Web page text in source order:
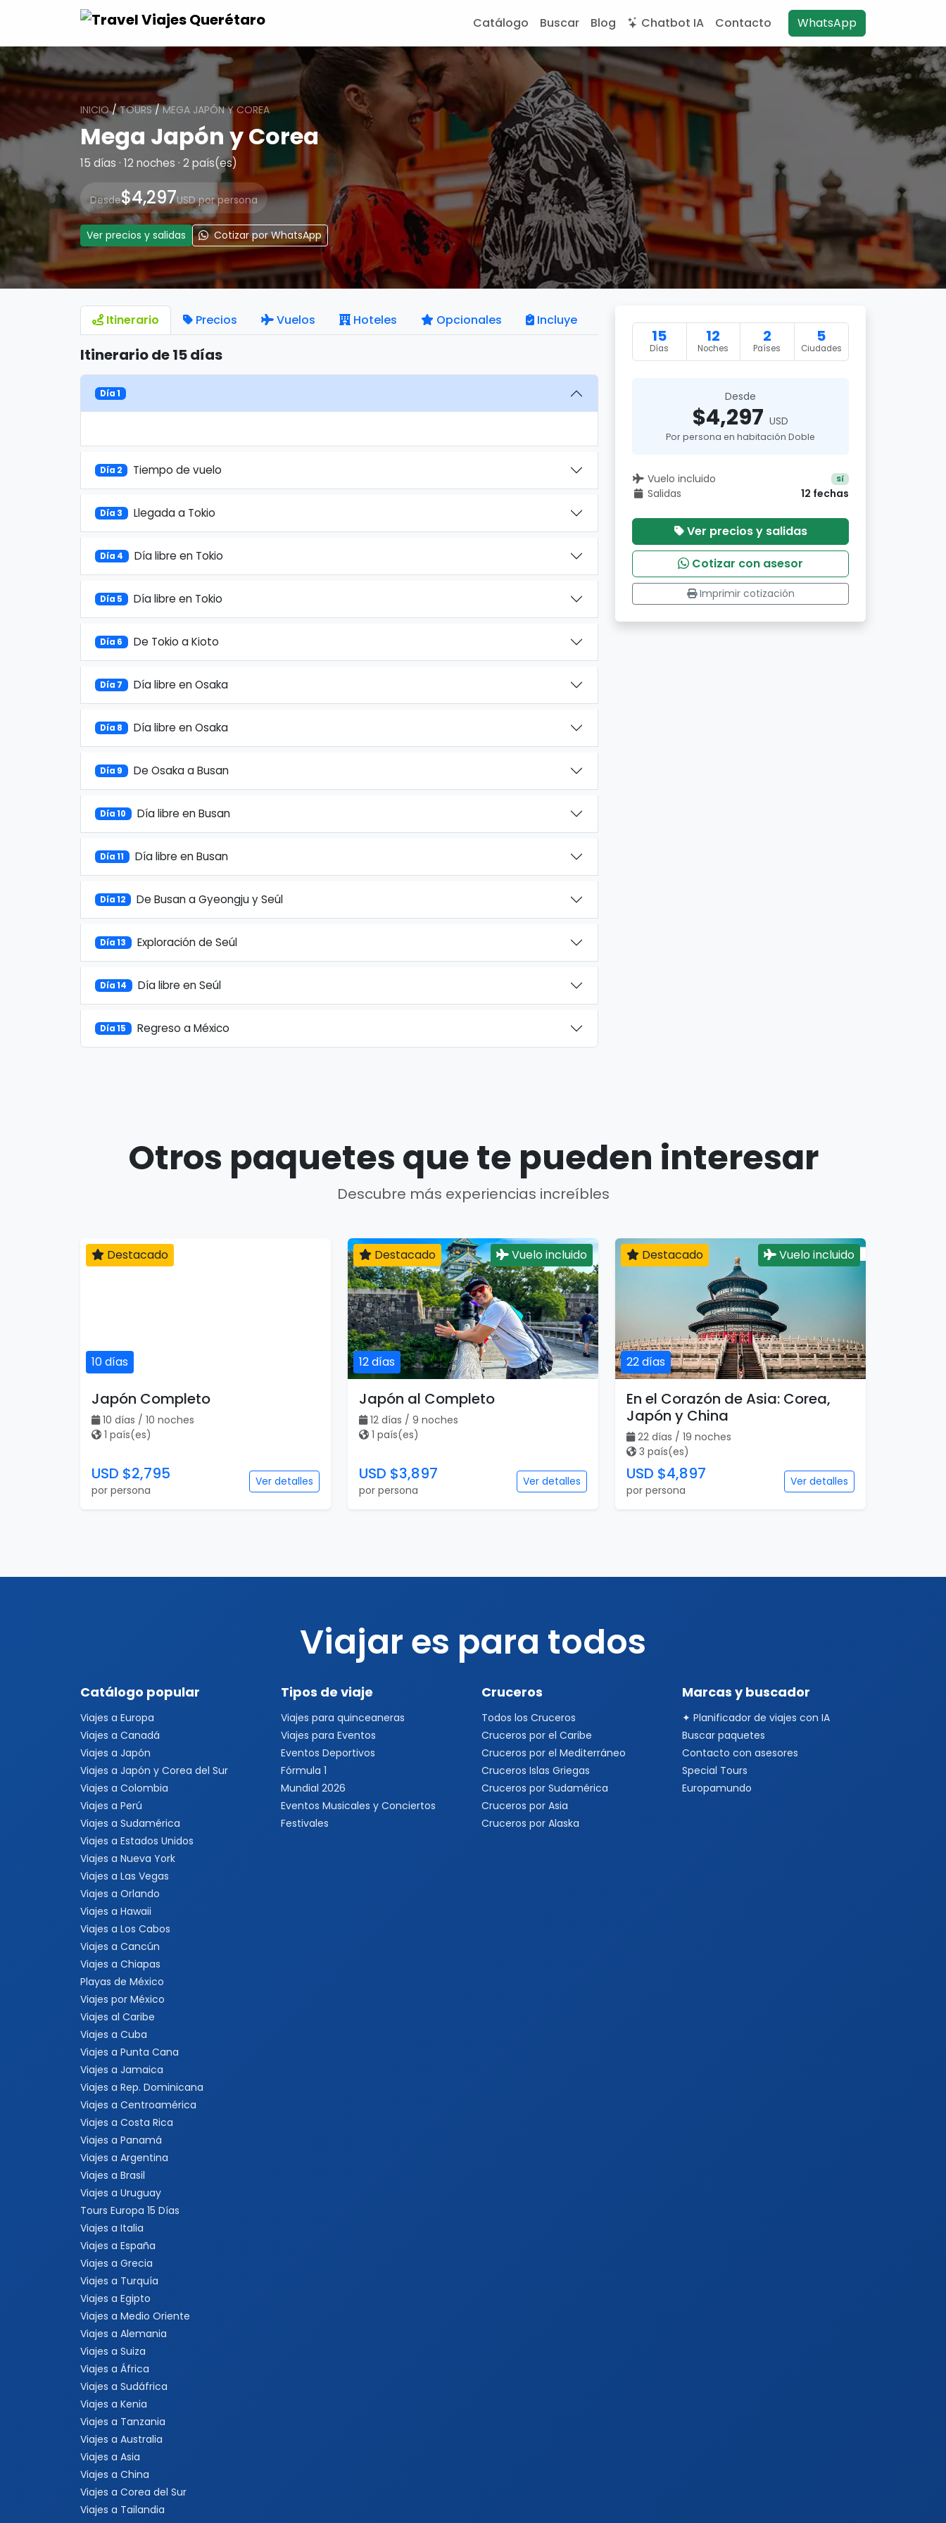
Catálogo Buscar Blog Chatbot IA Contacto WhatsApp
INICIO/TOURS/MEGA JAPÓN Y COREA
Mega Japón y Corea
15 días · 12 noches · 2 país(es)
Desde$4,297USD por persona
Ver precios y salidas Cotizar por WhatsApp
Itinerario Precios Vuelos Hoteles Opcionales Incluye
Itinerario de 15 días
Día 1
Día 2 Tiempo de vuelo
Día 3 Llegada a Tokio
Día 4 Día libre en Tokio
Día 5 Día libre en Tokio
Día 6 De Tokio a Kioto
Día 7 Día libre en Osaka
Día 8 Día libre en Osaka
Día 9 De Osaka a Busan
Día 10 Día libre en Busan
Día 11 Día libre en Busan
Día 12 De Busan a Gyeongju y Seúl
Día 13 Exploración de Seúl
Día 14 Día libre en Seúl
Día 15 Regreso a México
15
Días
12
Noches
2
Países
5
Ciudades
Desde
$4,297 USD
Por persona en habitación Doble
Vuelo incluido Sí
Salidas 12 fechas
Ver precios y salidas
Cotizar con asesor
Imprimir cotización
Otros paquetes que te pueden interesar
Descubre más experiencias increíbles
10 días
Destacado
Japón Completo
10 días / 10 noches
1 país(es)
USD $2,795
por persona
Ver detalles
12 días
Destacado Vuelo incluido
Japón al Completo
12 días / 9 noches
1 país(es)
USD $3,897
por persona
Ver detalles
22 días
Destacado Vuelo incluido
En el Corazón de Asia: Corea,
Japón y China
22 días / 19 noches
3 país(es)
USD $4,897
por persona
Ver detalles
Viajar es para todos
Catálogo popular
Viajes a Europa
Viajes a Canadá
Viajes a Japón
Viajes a Japón y Corea del Sur
Viajes a Colombia
Viajes a Perú
Viajes a Sudamérica
Viajes a Estados Unidos
Viajes a Nueva York
Viajes a Las Vegas
Viajes a Orlando
Viajes a Hawaii
Viajes a Los Cabos
Viajes a Cancún
Viajes a Chiapas
Playas de México
Viajes por México
Viajes al Caribe
Viajes a Cuba
Viajes a Punta Cana
Viajes a Jamaica
Viajes a Rep. Dominicana
Viajes a Centroamérica
Viajes a Costa Rica
Viajes a Panamá
Viajes a Argentina
Viajes a Brasil
Viajes a Uruguay
Tours Europa 15 Días
Viajes a Italia
Viajes a España
Viajes a Grecia
Viajes a Turquía
Viajes a Egipto
Viajes a Medio Oriente
Viajes a Alemania
Viajes a Suiza
Viajes a África
Viajes a Sudáfrica
Viajes a Kenia
Viajes a Tanzania
Viajes a Australia
Viajes a Asia
Viajes a China
Viajes a Corea del Sur
Viajes a Tailandia
Tipos de viaje
Viajes para quinceaneras
Viajes para Eventos
Eventos Deportivos
Fórmula 1
Mundial 2026
Eventos Musicales y Conciertos
Festivales
Cruceros
Todos los Cruceros
Cruceros por el Caribe
Cruceros por el Mediterráneo
Cruceros Islas Griegas
Cruceros por Sudamérica
Cruceros por Asia
Cruceros por Alaska
Marcas y buscador
✦ Planificador de viajes con IA
Buscar paquetes
Contacto con asesores
Special Tours
Europamundo